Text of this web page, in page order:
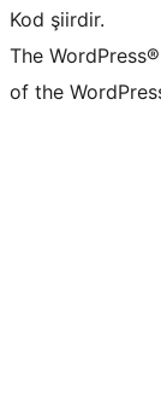
Kod şiirdir.
The
of the